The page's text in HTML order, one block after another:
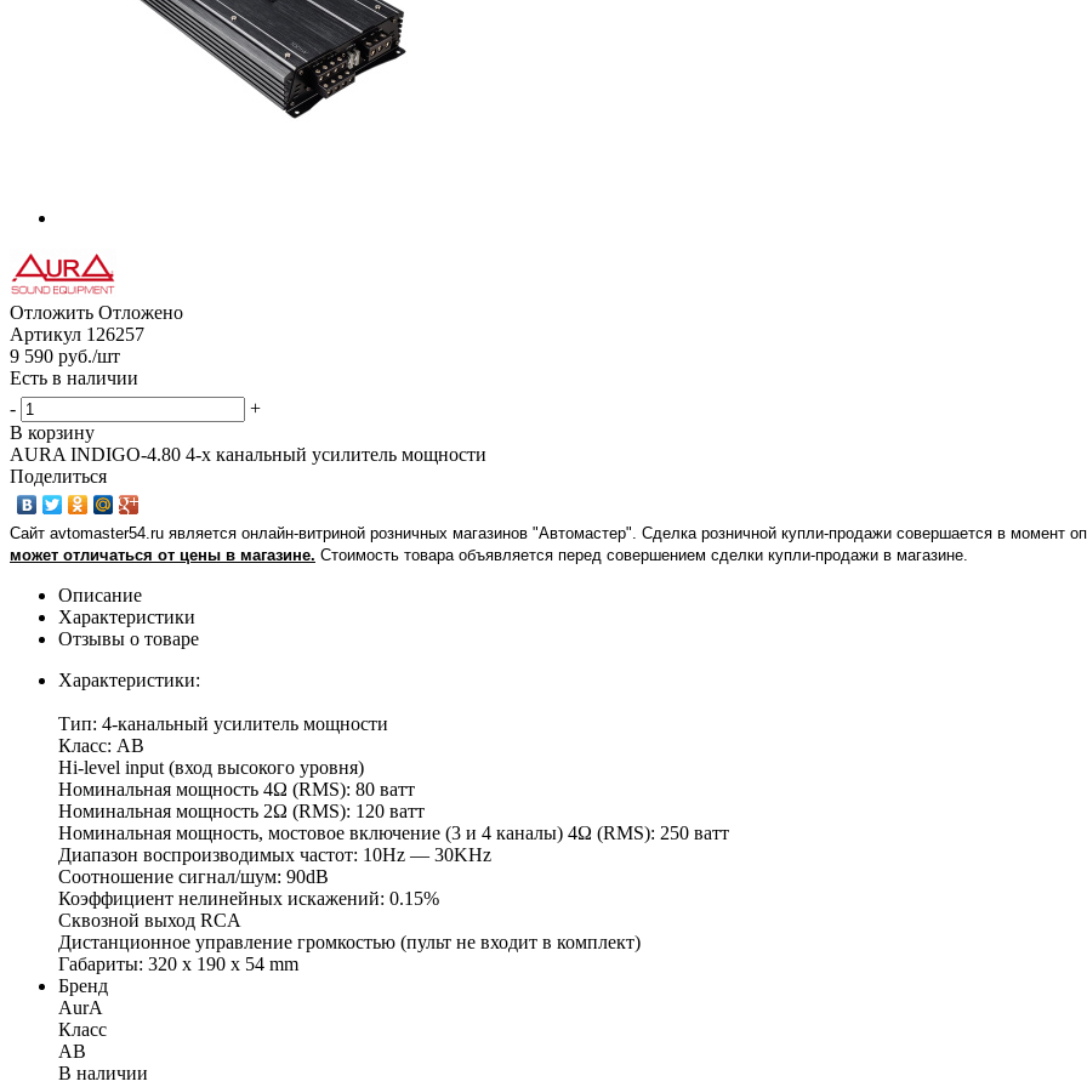
Отложить Отложено
Артикул 126257
9 590 руб./шт
Есть в наличии
-
+
В корзину
AURA INDIGO-4.80 4-х канальный усилитель мощности
Поделиться
Сайт avtomaster54.ru является онлайн-витриной розничных магазинов "Автомастер". Сделка розничной купли-продажи совершается в момент
может отличаться от цены в магазине. Стоимость товара объявляется перед совершением сделки купли-продажи в магазине
Описание
Характеристики
Отзывы о товаре
Характеристики:
Тип: 4-канальный усилитель мощности
Класс: АВ
Hi-level input (вход высокого уровня)
Номинальная мощность 4Ω (RMS): 80 ватт
Номинальная мощность 2Ω (RMS): 120 ватт
Номинальная мощность, мостовое включение (3 и 4 каналы) 4Ω (RMS): 250 ватт
Диапазон воспроизводимых частот: 10Hz — 30KHz
Соотношение сигнал/шум: 90dB
Коэффициент нелинейных искажений: 0.15%
Сквозной выход RCA
Дистанционное управление громкостью (пульт не входит в комплект)
Габариты: 320 х 190 х 54 mm
Бренд
AurA
Класс
AB
В наличии